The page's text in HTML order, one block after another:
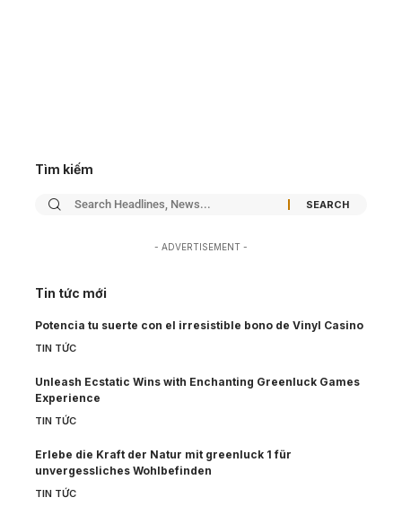
Tìm kiếm
- ADVERTISEMENT -
Tin tức mới
Potencia tu suerte con el irresistible bono de Vinyl Casino
TIN TỨC
Unleash Ecstatic Wins with Enchanting Greenluck Games
Experience
TIN TỨC
Erlebe die Kraft der Natur mit greenluck 1 für
unvergessliches Wohlbefinden
TIN TỨC